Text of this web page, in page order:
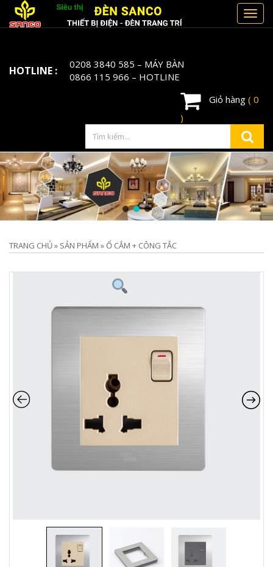
HOTLINE : 0208 3840 585 – MÁY BÀN
0866 115 966 – HOTLINE
Giỏ hàng ( 0
)
TRANG CHỦ» SẢN PHẨM »Ổ CẮM + CÔNG TẮC